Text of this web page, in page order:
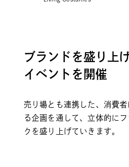
ブランドを盛り上
イベントを開催
売り場とも連携した、消費
る企画を通して、立体的に
クを盛り上げていきます。